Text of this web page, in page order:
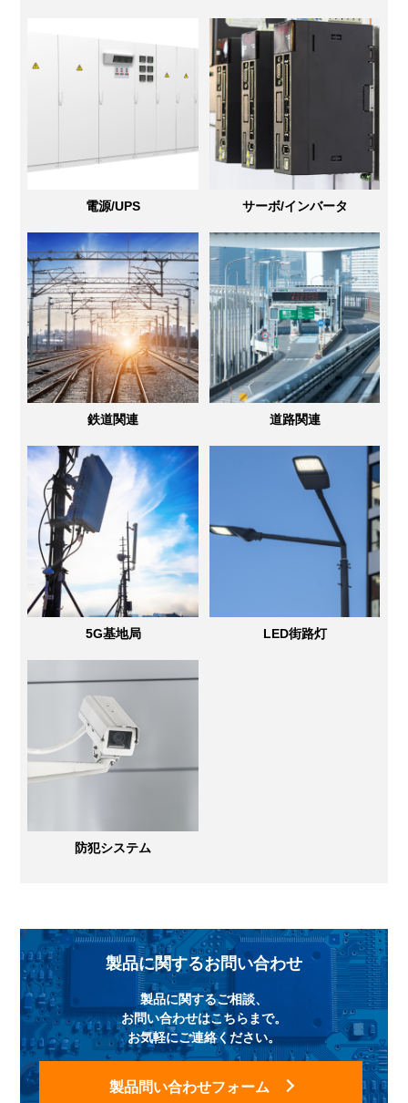
電源/UPS サーボ/インバータ
鉄道関連 道路関連
5G基地局 LED街路灯
防犯システム
製品に関するお問い合わせ
製品に関するご相談、
お問い合わせはこちらまで。
お気軽にご連絡ください。
製品問い合わせフォーム